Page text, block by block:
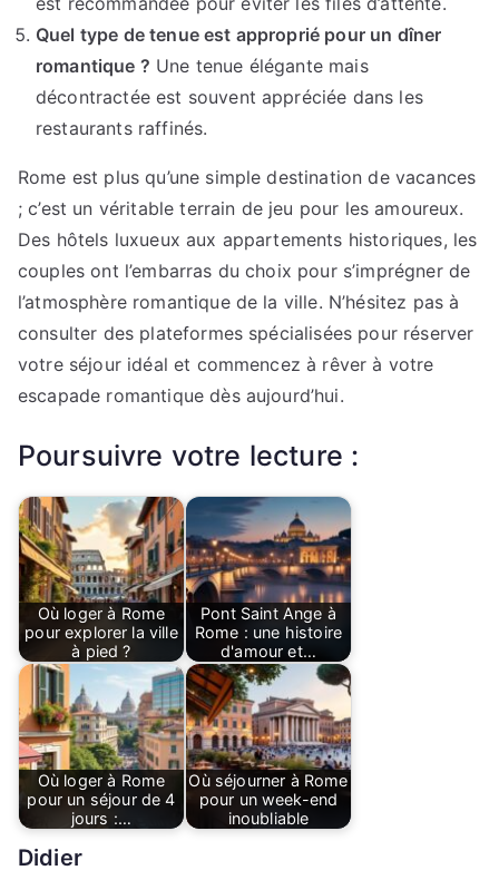
Quel type de tenue est approprié pour un dîner
romantique ? Une tenue élégante mais
décontractée est souvent appréciée dans les
restaurants raffinés.
Rome est plus qu’une simple destination de vacances
; c’est un véritable terrain de jeu pour les amoureux.
Des hôtels luxueux aux appartements historiques, les
couples ont l’embarras du choix pour s’imprégner de
l’atmosphère romantique de la ville. N’hésitez pas à
consulter des plateformes spécialisées pour réserver
votre séjour idéal et commencez à rêver à votre
escapade romantique dès aujourd’hui.
Poursuivre votre lecture :
Où loger à Rome
pour explorer la ville
à pied ?
Pont Saint Ange à
Rome : une histoire
d'amour et…
Où loger à Rome
pour un séjour de 4
jours :…
Où séjourner à Rome
pour un week-end
inoubliable
Didier